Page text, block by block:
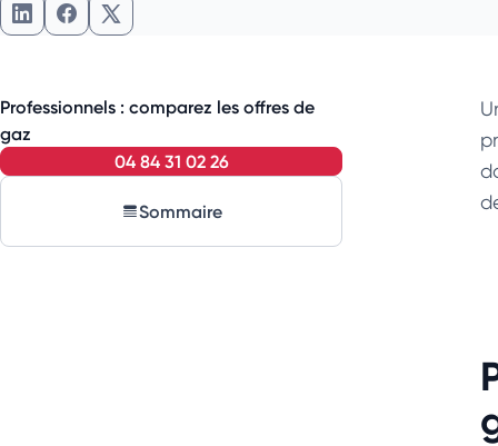
Partager l'article sur LinkedIn
Partager l'article sur Facebook
Partager l'article sur X
Professionnels : comparez les offres de
gaz
04 84 31 02 26
Sommaire